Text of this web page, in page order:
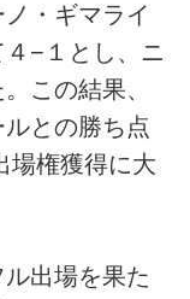
・ギマライ
−１とし、ニ
この結果、
との勝ち点
場権獲得に大
出場を果た